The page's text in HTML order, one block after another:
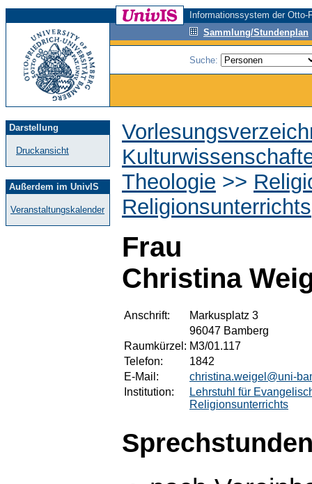
Informationssystem der
Sammlung/Stundenplan
Suche:
Darstellung
Druckansicht
Außerdem im UnivIS
Veranstaltungskalender
Theologie >>
Religionsunterrichts
Frau
Christina
Anschrift:
Markusplatz 3
96047 Bamberg
Raumkürzel: M3/01.117
Telefon:
1842
E-Mail:
christina.weigel@uni-
Institution:
Lehrstuhl für
Religionsunterrichts